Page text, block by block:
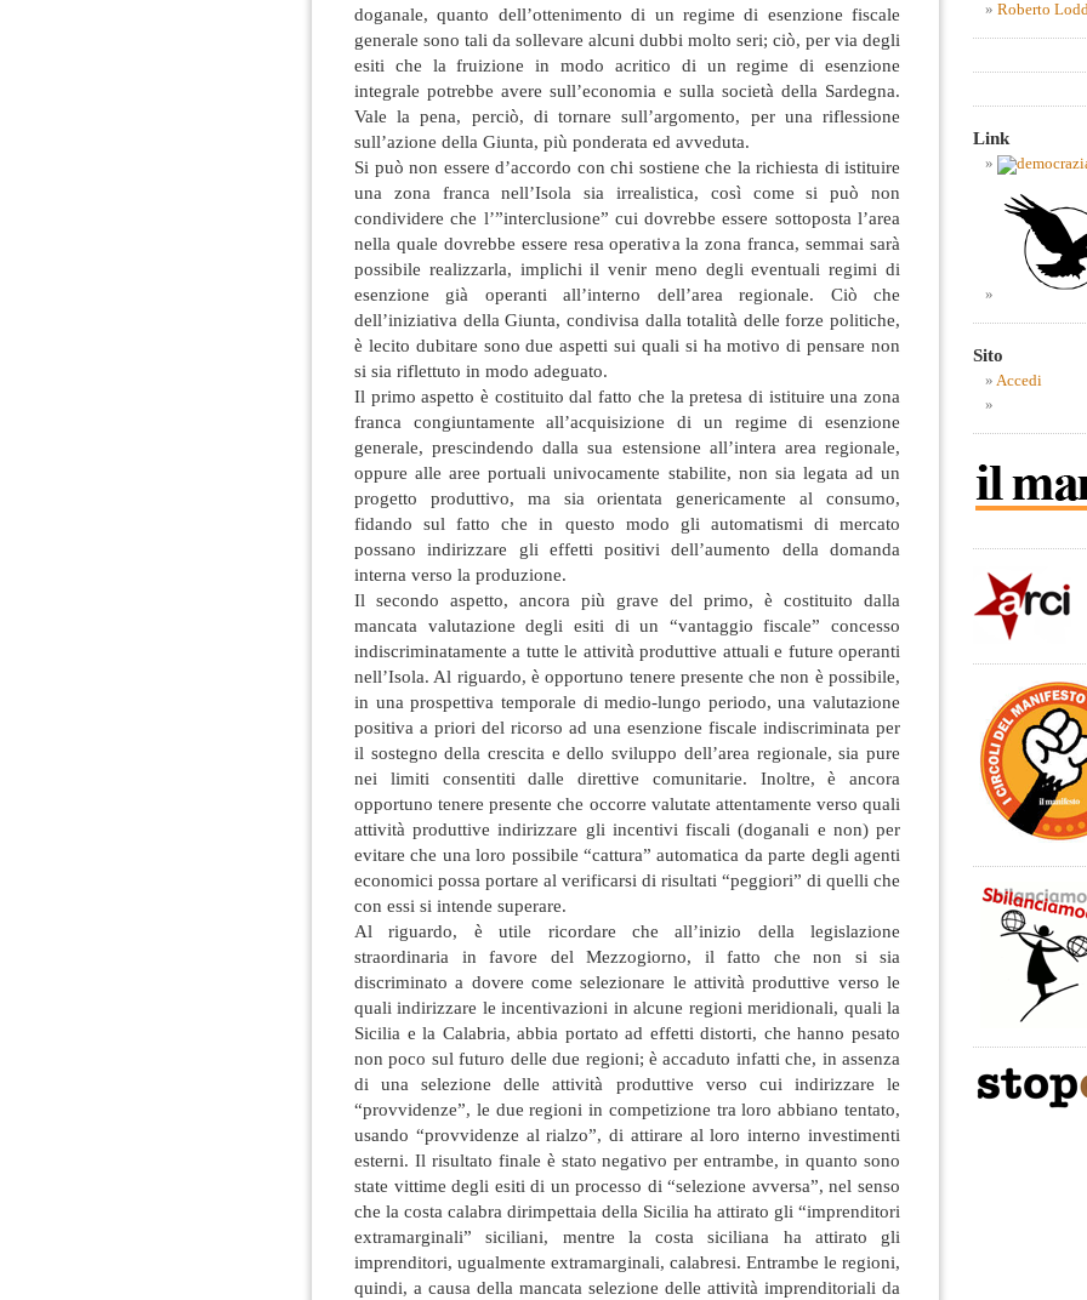
doganale, quanto dell’ottenimento di un regime di esenzione fiscale
generale sono tali da sollevare alcuni dubbi molto seri; ciò, per via degli
esiti che la fruizione in modo acritico di un regime di esenzione
integrale potrebbe avere sull’economia e sulla società della Sardegna.
Vale la pena, perciò, di tornare sull’argomento, per una riflessione
sull’azione della Giunta, più ponderata ed avveduta.
Si può non essere d’accordo con chi sostiene che la richiesta di istituire
una zona franca nell’Isola sia irrealistica, così come si può non
condividere che l’”interclusione” cui dovrebbe essere sottoposta l’area
nella quale dovrebbe essere resa operativa la zona franca, semmai sarà
possibile realizzarla, implichi il venir meno degli eventuali regimi di
esenzione già operanti all’interno dell’area regionale. Ciò che
dell’iniziativa della Giunta, condivisa dalla totalità delle forze politiche,
è lecito dubitare sono due aspetti sui quali si ha motivo di pensare non
si sia riflettuto in modo adeguato.
Il primo aspetto è costituito dal fatto che la pretesa di istituire una zona
franca congiuntamente all’acquisizione di un regime di esenzione
generale, prescindendo dalla sua estensione all’intera area regionale,
oppure alle aree portuali univocamente stabilite, non sia legata ad un
progetto produttivo, ma sia orientata genericamente al consumo,
fidando sul fatto che in questo modo gli automatismi di mercato
possano indirizzare gli effetti positivi dell’aumento della domanda
interna verso la produzione.
Il secondo aspetto, ancora più grave del primo, è costituito dalla
mancata valutazione degli esiti di un “vantaggio fiscale” concesso
indiscriminatamente a tutte le attività produttive attuali e future operanti
nell’Isola. Al riguardo, è opportuno tenere presente che non è possibile,
in una prospettiva temporale di medio-lungo periodo, una valutazione
positiva a priori del ricorso ad una esenzione fiscale indiscriminata per
il sostegno della crescita e dello sviluppo dell’area regionale, sia pure
nei limiti consentiti dalle direttive comunitarie. Inoltre, è ancora
opportuno tenere presente che occorre valutate attentamente verso quali
attività produttive indirizzare gli incentivi fiscali (doganali e non) per
evitare che una loro possibile “cattura” automatica da parte degli agenti
economici possa portare al verificarsi di risultati “peggiori” di quelli che
con essi si intende superare.
Al riguardo, è utile ricordare che all’inizio della legislazione
straordinaria in favore del Mezzogiorno, il fatto che non si sia
discriminato a dovere come selezionare le attività produttive verso le
quali indirizzare le incentivazioni in alcune regioni meridionali, quali la
Sicilia e la Calabria, abbia portato ad effetti distorti, che hanno pesato
non poco sul futuro delle due regioni; è accaduto infatti che, in assenza
di una selezione delle attività produttive verso cui indirizzare le
“provvidenze”, le due regioni in competizione tra loro abbiano tentato,
usando “provvidenze al rialzo”, di attirare al loro interno investimenti
esterni. Il risultato finale è stato negativo per entrambe, in quanto sono
state vittime degli esiti di un processo di “selezione avversa”, nel senso
che la costa calabra dirimpettaia della Sicilia ha attirato gli “imprenditori
extramarginali” siciliani, mentre la costa siciliana ha attirato gli
imprenditori, ugualmente extramarginali, calabresi. Entrambe le regioni,
quindi, a causa della mancata selezione delle attività imprenditoriali da
Roberto
Link
Sito
Accedi